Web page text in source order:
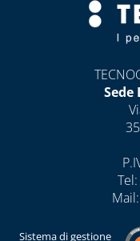
Sede
Tel:
Mail:
Sistema di gestione